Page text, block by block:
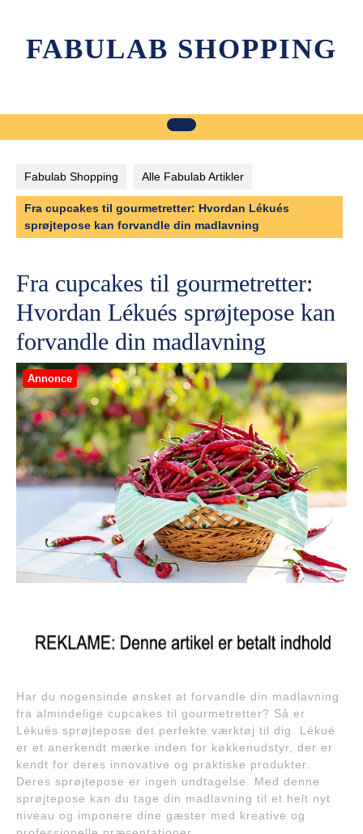
contentFABULAB SHOPPING
Fabulab Shopping Alle Fabulab Artikler
Fra cupcakes til gourmetretter: Hvordan Lékués
sprøjtepose kan forvandle din madlavning
Fra cupcakes til gourmetretter:
Hvordan Lékués sprøjtepose kan
forvandle din madlavning
Annonce
Har du nogensinde ønsket at forvandle din madlavning
fra almindelige cupcakes til gourmetretter? Så er
Lékués sprøjtepose det perfekte værktøj til dig. Lékué
er et anerkendt mærke inden for køkkenudstyr, der er
kendt for deres innovative og praktiske produkter.
Deres sprøjtepose er ingen undtagelse. Med denne
sprøjtepose kan du tage din madlavning til et helt nyt
niveau og imponere dine gæster med kreative og